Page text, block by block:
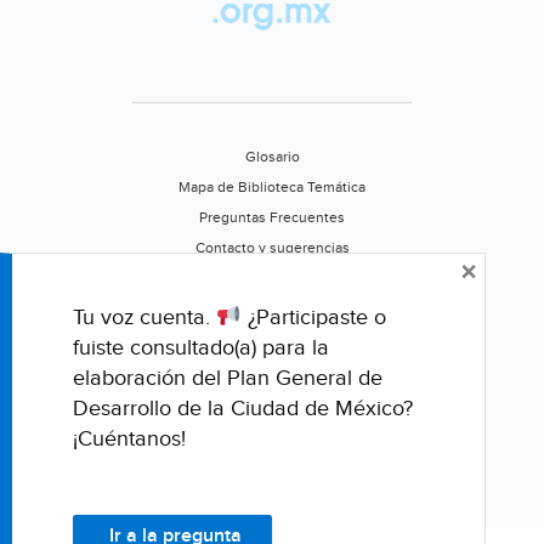
Glosario
Mapa de Biblioteca Temática
Preguntas Frecuentes
Contacto y sugerencias
Califica este portal
Tu voz cuenta.
¿Participaste o
fuiste consultado(a) para la
elaboración del Plan General de
Desarrollo de la Ciudad de México?
¡Cuéntanos!
Ir a la pregunta
×